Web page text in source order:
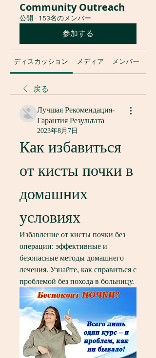
Community Outreach
公開 · 153名のメンバー
参加する
ディスカッション メディア メンバー
戻る
Лучшая Рекомендация-
Гарантия Результата
2023年8月7日
Как избавиться
от кисты почки в
домашних
условиях
Избавление от кисты почки без
операции: эффективные и
безопасные методы домашнего
лечения. Узнайте, как справиться с
проблемой без похода в больницу.